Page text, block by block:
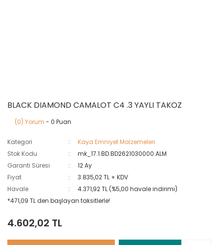
BLACK DIAMOND CAMALOT C4 .3 YAYLI TAKOZ
(0) Yorum - 0 Puan
Kategori
Kaya Emniyet Malzemeleri
Stok Kodu
mk_17.1.BD.BD2621030000.ALM
Garanti Süresi
12 Ay
Fiyat
3.835,02 TL + KDV
Havale
4.371,92 TL (%5,00 havale indirimi)
*471,09 TL den başlayan taksitlerle!
4.602,02 TL